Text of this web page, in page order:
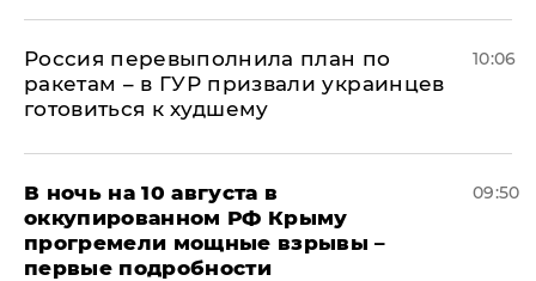
Россия перевыполнила план по
ракетам – в ГУР призвали украинцев
готовиться к худшему
10:06
В ночь на 10 августа в
оккупированном РФ Крыму
прогремели мощные взрывы –
первые подробности
09:50